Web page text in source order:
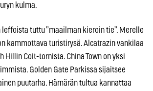
kulma.
leffoista tuttu ”maailman kieroin tie”. Merelle
kammottava turistirysä. Alcatrazin vankilaa
Hillin Coit-tornista. China Town on yksi
Golden Gate Parkissa sijaitsee
puutarha. Hämärän tultua kannattaa